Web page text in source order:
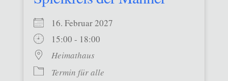
16. Februar 2027
15:00 - 18:00
Heimathaus
Termin für alle